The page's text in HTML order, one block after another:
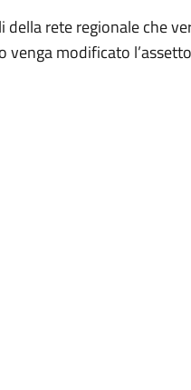
della rete regionale che
modificato